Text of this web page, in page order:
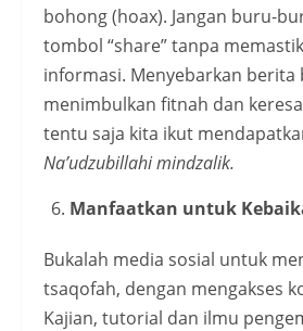
bohong (hoax). Jangan buru-
tombol “share” tanpa
informasi. Menyebarkan berita
menimbulkan fitnah dan
tentu saja kita ikut
Na’udzubillahi mindzalik.
Manfaatkan untuk
Bukalah media sosial untuk
tsaqofah, dengan mengakses
Kajian, tutorial dan ilmu